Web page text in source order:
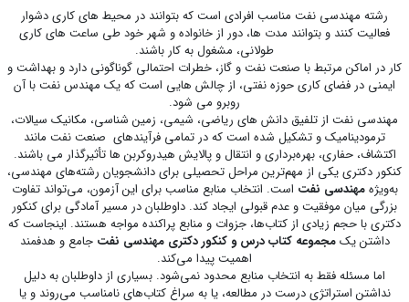
رشته مهندسی نفت مناسب افرادی است که بتوانند در محیط های کاری دشوار
فعالیت کنند و بتوانند مدت ها، دور از خانواده و شهر خود طی ساعت های کاری
طولانی، مشغول به کار باشند.
کار در اماکن مرتبط با صنعت نفت و گاز، خطرات احتمالی گوناگونی دارد و بهداشت و
ایمنی در فضای کاری حوزه نفتی، از چالش هایی است که یک مهندس نفت با آن
روبرو می شود.
مهندسی نفت از تلفیق دانش های ریاضی، شیمی، زمین شناسی، مکانیک سیالات،
ترمودینامیک و تشکیل شده است که در تمامی فرآیندهای صنعت نفت مانند
اکتشاف، حفاری، بهره‌برداری و انتقال و پالایش هیدروکربن ها تأثیرگذار می باشند.
کنکور دکتری یکی از مهم‌ترین مراحل تحصیلی برای دانشجویان رشته‌های مهندسی،
به‌ویژهمهندسی نفت است. انتخاب منابع مناسب برای این آزمون، می‌تواند تفاوت
بزرگی میان موفقیت و عدم قبولی ایجاد کند. داوطلبان در مسیر آمادگی برای کنکور
دکتری با حجم زیادی از کتاب‌ها، جزوات و منابع پراکنده مواجه هستند. اینجاست که
داشتن یکمجموعه کتاب درس و کنکور دکتری مهندسی نفت جامع و هدفمند
اهمیت پیدا می‌کند.
اما مسئله فقط به انتخاب منابع محدود نمی‌شود. بسیاری از داوطلبان به دلیل
نداشتن استراتژی درست در مطالعه، یا به سراغ کتاب‌های نامناسب می‌روند و یا